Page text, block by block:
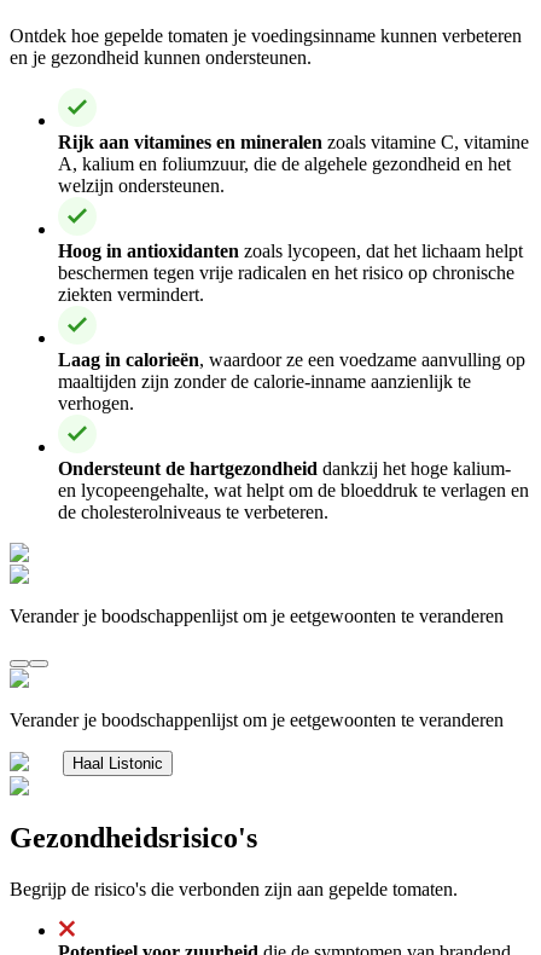
Ontdek hoe gepelde tomaten je voedingsinname kunnen verbeteren
en je gezondheid kunnen ondersteunen.
Rijk aan vitamines en mineralen zoals vitamine C, vitamine
A, kalium en foliumzuur, die de algehele gezondheid en het
welzijn ondersteunen.
Hoog in antioxidanten zoals lycopeen, dat het lichaam helpt
beschermen tegen vrije radicalen en het risico op chronische
ziekten vermindert.
Laag in calorieën, waardoor ze een voedzame aanvulling op
maaltijden zijn zonder de calorie-inname aanzienlijk te
verhogen.
Ondersteunt de hartgezondheid dankzij het hoge kalium-
en lycopeengehalte, wat helpt om de bloeddruk te verlagen en
de cholesterolniveaus te verbeteren.
Verander je boodschappenlijst om je eetgewoonten te veranderen
Verander je boodschappenlijst om je eetgewoonten te veranderen
Haal Listonic
Gezondheidsrisico's
Begrijp de risico's die verbonden zijn aan gepelde tomaten.